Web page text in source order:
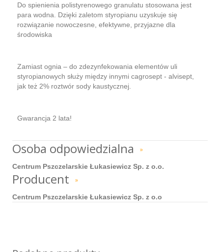
Do spienienia polistyrenowego granulatu stosowana jest
para wodna. Dzięki zaletom styropianu uzyskuje się
rozwiązanie nowoczesne, efektywne, przyjazne dla
środowiska
Zamiast ognia – do zdezynfekowania elementów uli
styropianowych służy między innymi cagrosept - alvisept,
jak też 2% roztwór sody kaustycznej.
Gwarancja 2 lata!
Osoba odpowiedzialna »
Centrum Pszczelarskie Łukasiewicz Sp. z o.o.
Producent »
Centrum Pszczelarskie Łukasiewicz Sp. z o.o